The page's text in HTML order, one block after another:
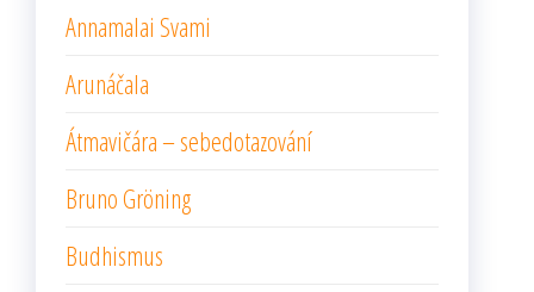
Annamalai Svami
Arunáčala
Átmavičára – sebedotazování
Bruno Gröning
Budhismus